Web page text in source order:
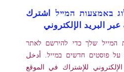
באמצעות המייל اشترك
البريد الإلكتروني
המייל שלך כדי להירשם לאתר
על פוסטים חדשים במייל. أدخل
للإشتراك في الموقع